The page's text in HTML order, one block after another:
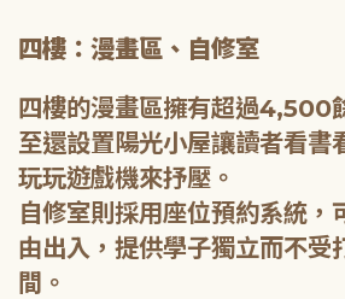
四樓：漫畫區、自修室
四樓的漫畫區擁有超過4,500
至還設置陽光小屋讓讀者看書
玩玩遊戲機來抒壓。
自修室則採用座位預約系統，
由出入，提供學子獨立而不受
間。